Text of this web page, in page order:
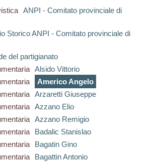
ANPI - Comitato provinciale di
Storico ANPI - Comitato provinciale di
del partigianato
Alsido Vittorio
Americo Angelo
Arzaretti Giuseppe
Azzano Elio
Azzano Remigio
Badalic Stanislao
Bagatin Gino
Bagattin Antonio